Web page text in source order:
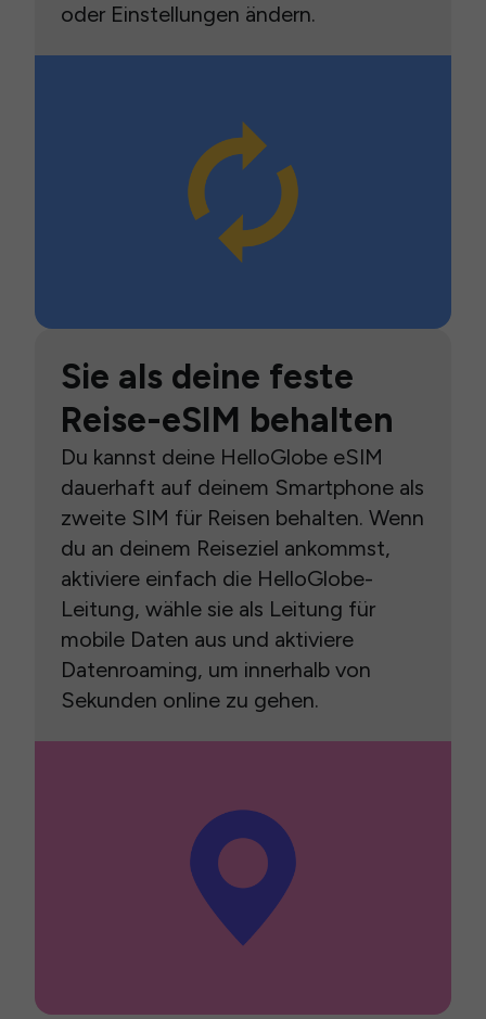
oder Einstellungen ändern.
Sie als deine feste
Reise-eSIM behalten
Du kannst deine HelloGlobe eSIM
dauerhaft auf deinem Smartphone als
zweite SIM für Reisen behalten. Wenn
du an deinem Reiseziel ankommst,
aktiviere einfach die HelloGlobe-
Leitung, wähle sie als Leitung für
mobile Daten aus und aktiviere
Datenroaming, um innerhalb von
Sekunden online zu gehen.